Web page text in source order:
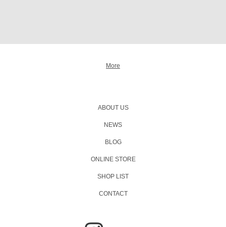
More
ABOUT US
NEWS
BLOG
ONLINE STORE
SHOP LIST
CONTACT